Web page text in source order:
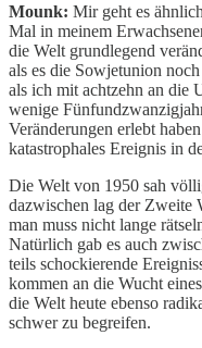
Mounk: Mir geht es
Mal in meinem
die Welt grundlegend
als es die Sowjetunion
als ich mit achtzehn an die
wenige
Veränderungen erlebt
katastrophales Ereignis in
Die Welt von 1950 sah
dazwischen lag der Zweite
man muss nicht lange
Natürlich gab es auch
teils schockierende
kommen an die Wucht
die Welt heute ebenso
schwer zu begreifen.